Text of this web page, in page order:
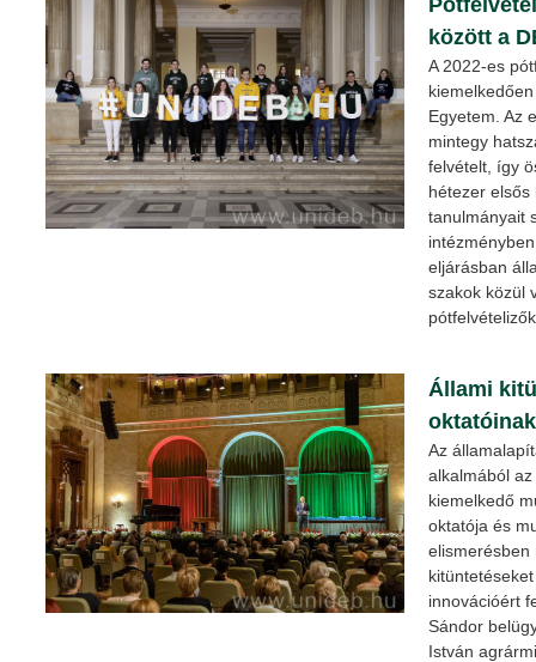
között a
A 2022-es
Egyetem. Az
mintegy
felvételt, így
hétezer elsős
tanulmányait
eljárásban
szakok közül
Állami
Az
alkalmából
kiemelkedő
oktatója és
elismerésben
innovációért
Sándor
István